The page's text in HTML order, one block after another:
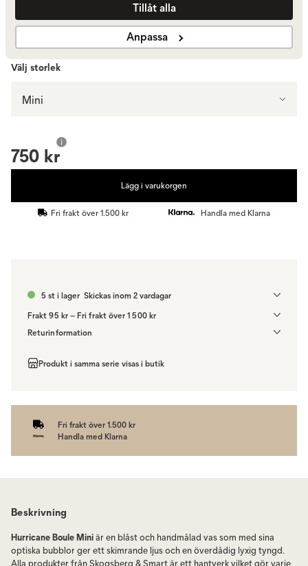
Tillåt alla
Anpassa
Visa fler +8
Välj storlek
Mini
750 kr
Lägg i varukorgen
Fri frakt över 1.500 kr Handla med Klarna
5 st i lager Skickas inom 2 vardagar
Frakt 95 kr – Fri frakt över 1 500 kr
Denna vara skickas till ett ombud. Du väljer själv i kassan vilket DHL
när din order finns att hämta. Beställs varan ihop med andra
produkter skickas hela ordern tillsammans med samma
Returinformation
enligtdistansavtalslagen.
Produkt i samma serie visas i butik
Fri frakt över 1.500 kr
Handla med Klarna
Beskrivning
Hurricane Boule Miniär en blåst och handmålad vas som med sina
optiska bubblor ger ett skimrande ljus och en överdådig lyxig tyngd.
Alla produkter från Skogsberg & Smart är ett hantverk vilket gör varje